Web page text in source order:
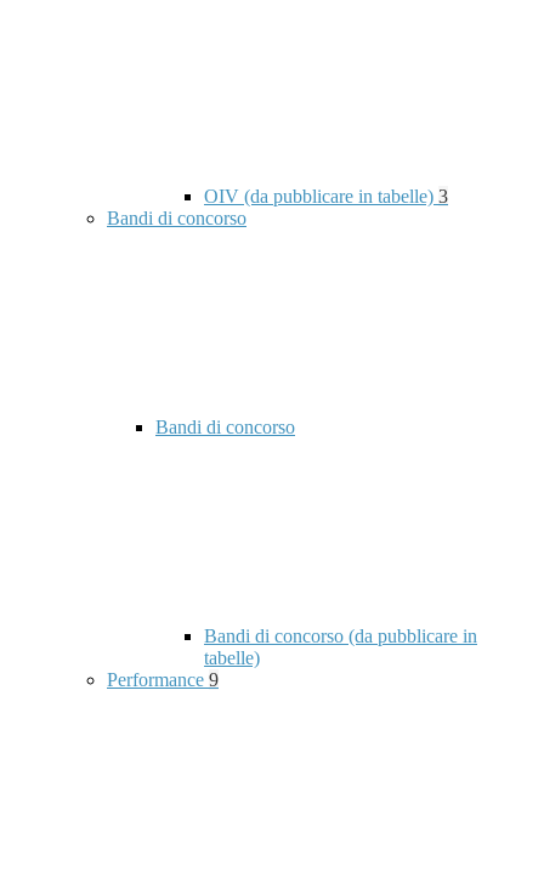
OIV (da pubblicare in tabelle) 3
Bandi di concorso
Bandi di concorso
Bandi di concorso (da pubblicare in
tabelle)
Performance 9